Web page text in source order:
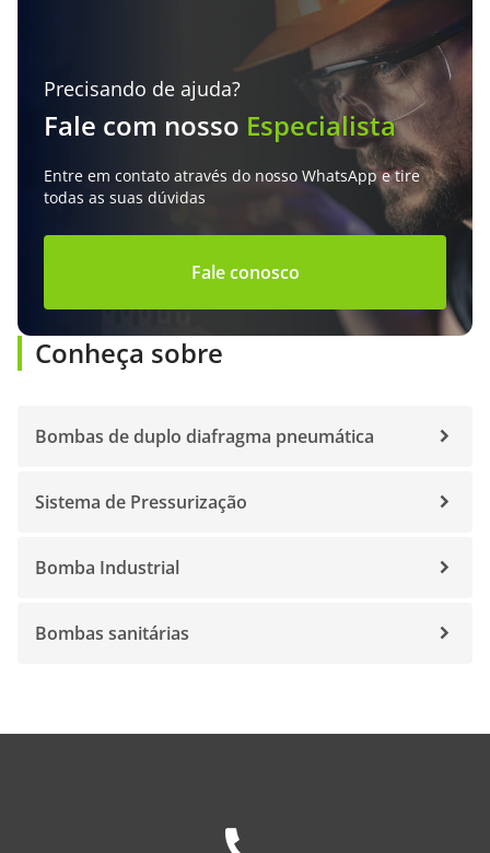
Precisando de ajuda?
Fale com nosso Especialista
Entre em contato através do nosso WhatsApp e tire
todas as suas dúvidas
Fale conosco
Conheça sobre
Bombas de duplo diafragma pneumática
Sistema de Pressurização
Bomba Industrial
Bombas sanitárias